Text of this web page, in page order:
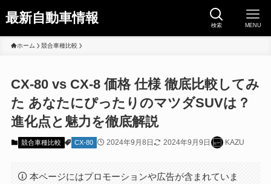
最新自動車情報 検索 MENU
ホーム 競合車種比較
CX-80 vs CX-8 価格 仕様 徹底比較してみ
た あなたにぴったりのマツダSUVは？
進化点と魅力を徹底解説
競合車種比較 CX-80 2024年9月8日 2024年9月9日 KAZU
本ページにはプロモーションや広告が含まれていま